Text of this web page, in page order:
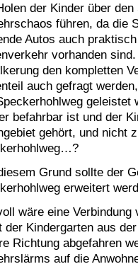
der Kinder über
führen, da die
Autos auch
vorhanden
den kompletten
auch gefragt
geleistet
befahrbar ist und der
gehört, und nicht
Grund sollte der
erweitert
wäre eine
der Kindergarten aus
Richtung abgefahren
auf die